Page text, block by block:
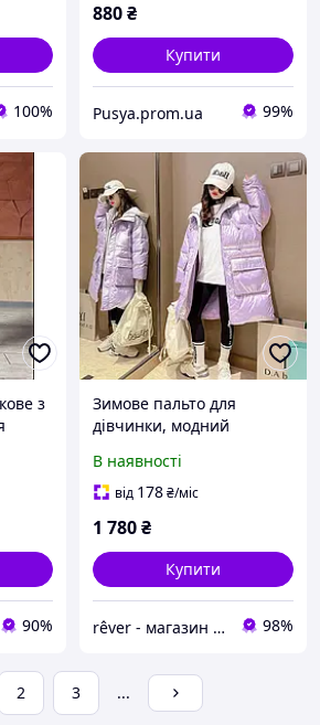
100%
880₴
Купити
Pusya.prom.ua 99%
з
90%
Зимове пальто для
дівчинки, модний
170
В наявності
від 178₴/міс
1 780₴
Купити
rêver - магазин дитячого одягу та взуття 98%
2 3 ...